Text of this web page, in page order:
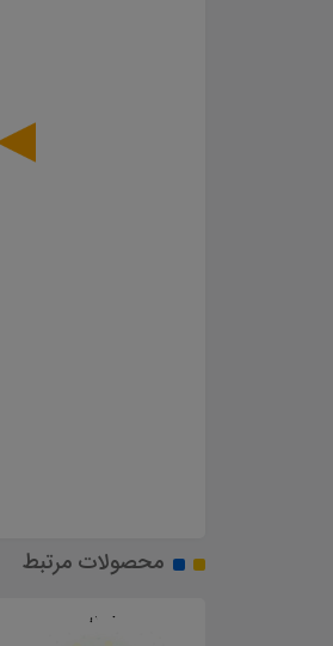
محصولات مرتبط